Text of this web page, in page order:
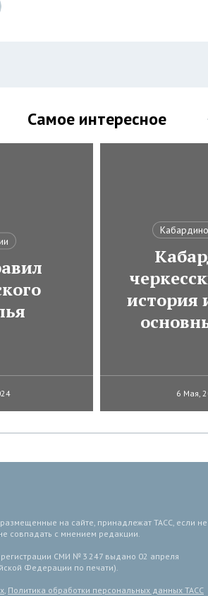
Самое интересное
история
6 Мая,
на сайте, принадлежат ТАСС, если не
совпадать с мнением редакции.
СМИ № 3 247 выдано 02 апреля
Федерации по печати).
, Политика обработки персональных данных ТАСС